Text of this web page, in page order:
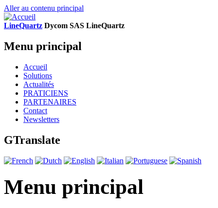
Aller au contenu principal
LineQuartz Dycom SAS LineQuartz
Menu principal
Accueil
Solutions
Actualités
PRATICIENS
PARTENAIRES
Contact
Newsletters
GTranslate
Menu principal